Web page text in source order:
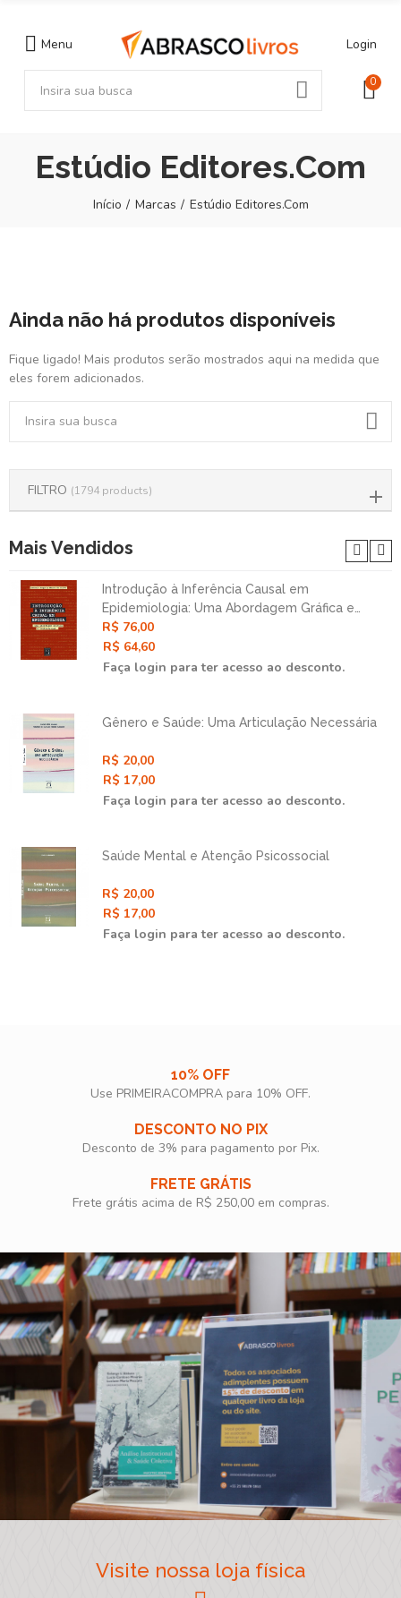
Menu Login
0
Estúdio Editores.Com
Início Marcas Estúdio Editores.Com
Ainda não há produtos disponíveis
Fique ligado! Mais produtos serão mostrados aqui na medida que
eles forem adicionados.
FILTRO (1794 products)
Mais Vendidos
Introdução à Inferência Causal em
Epidemiologia: Uma Abordagem Gráfica e
Contrafatual
R$ 76,00
R$ 64,60
Faça login para ter acesso ao desconto.
Gênero e Saúde: Uma Articulação Necessária
R$ 20,00
R$ 17,00
Faça login para ter acesso ao desconto.
Saúde Mental e Atenção Psicossocial
R$ 20,00
R$ 17,00
Faça login para ter acesso ao desconto.
10% OFF
Use PRIMEIRACOMPRA para 10% OFF.​
DESCONTO NO PIX
Desconto de 3% para pagamento por Pix.
FRETE GRÁTIS
Frete grátis acima de R$ 250,00 em compras.
Visite nossa loja física